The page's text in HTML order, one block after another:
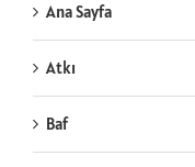
Ana Sayfa
Atkı
Baf